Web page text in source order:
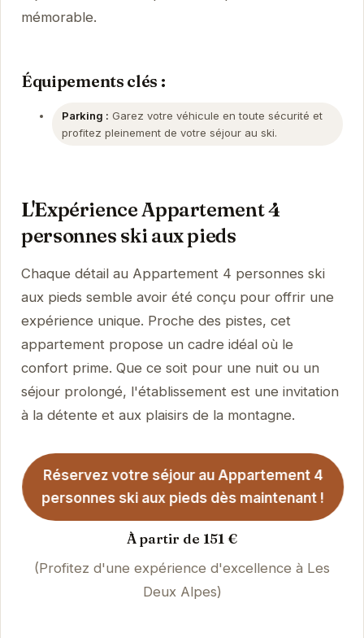
mémorable.
Équipements clés :
Parking : Garez votre véhicule en toute sécurité et
profitez pleinement de votre séjour au ski.
L'Expérience Appartement 4
personnes ski aux pieds
Chaque détail au Appartement 4 personnes ski
aux pieds semble avoir été conçu pour offrir une
expérience unique. Proche des pistes, cet
appartement propose un cadre idéal où le
confort prime. Que ce soit pour une nuit ou un
séjour prolongé, l'établissement est une invitation
à la détente et aux plaisirs de la montagne.
Réservez votre séjour au Appartement 4
personnes ski aux pieds dès maintenant !
À partir de 151 €
(Profitez d'une expérience d'excellence à Les
Deux Alpes)